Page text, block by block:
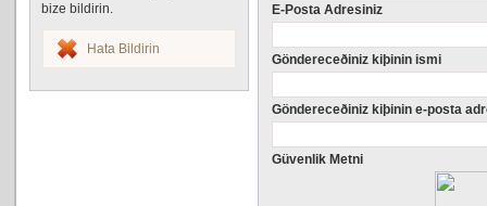
bize bildirin.
Hata Bildirin
E-Posta Adresiniz
Göndereceðiniz kiþinin ismi
Göndereceðiniz kiþinin e-posta
Güvenlik Metni